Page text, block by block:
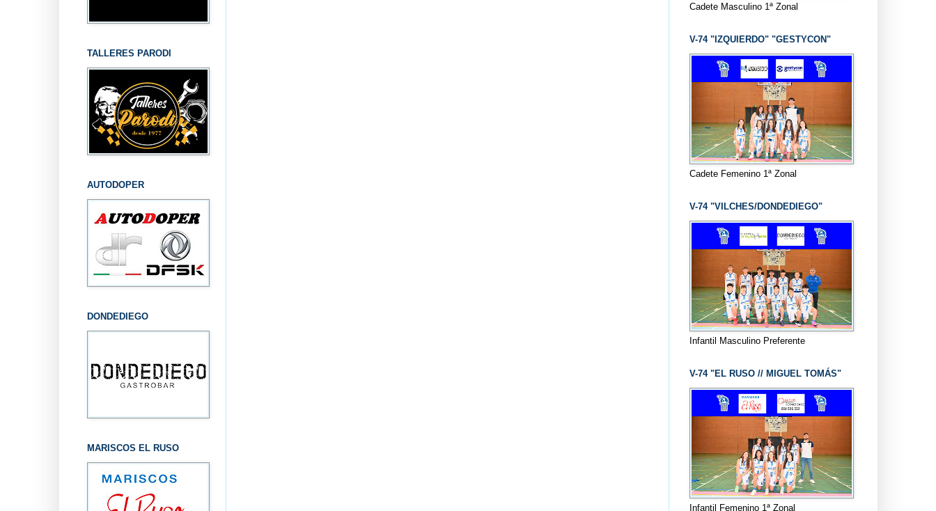
TALLERES PARODI
AUTODOPER
DONDEDIEGO
MARISCOS EL RUSO
Cadete Masculino 1ª Zonal
V-74 "IZQUIERDO" "GESTYCON"
Cadete Femenino 1ª Zonal
V-74 "VILCHES/DONDEDIEGO"
Infantil Masculino Preferente
V-74 "EL RUSO // MIGUEL TOMÁS"
Infantil Femenino 1ª Zonal